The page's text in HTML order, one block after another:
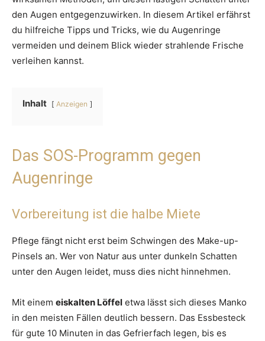
den Augen entgegenzuwirken. In diesem Artikel erfährst
du hilfreiche Tipps und Tricks, wie du Augenringe
vermeiden und deinem Blick wieder strahlende Frische
verleihen kannst.
Inhalt Anzeigen
Das SOS-Programm gegen
Augenringe
Vorbereitung ist die halbe Miete
Pflege fängt nicht erst beim Schwingen des Make-up-
Pinsels an. Wer von Natur aus unter dunkeln Schatten
unter den Augen leidet, muss dies nicht hinnehmen.
Mit einem eiskalten Löffel etwa lässt sich dieses Manko
in den meisten Fällen deutlich bessern. Das Essbesteck
für gute 10 Minuten in das Gefrierfach legen, bis es